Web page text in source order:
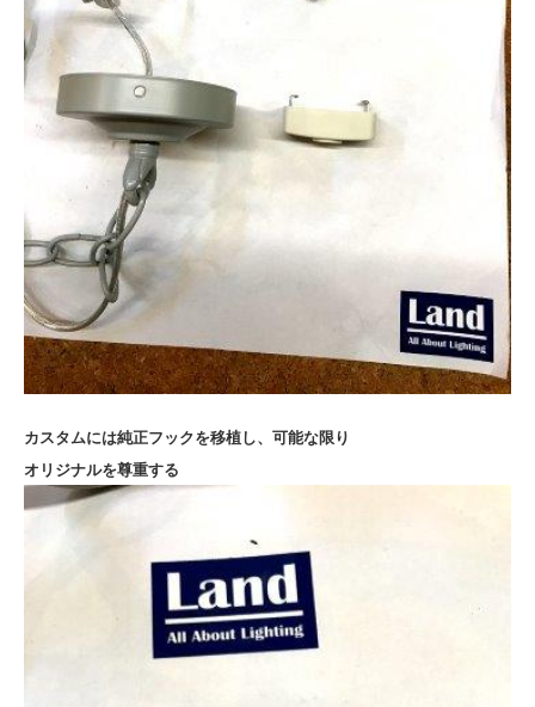
カスタムには純正フックを移植し、可能な限り
オリジナルを尊重する